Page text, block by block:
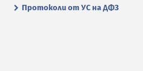
Протоколи от УС на ДФЗ